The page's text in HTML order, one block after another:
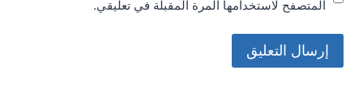
المتصفح لاستخدامها المرة المقبلة في تعليقي.